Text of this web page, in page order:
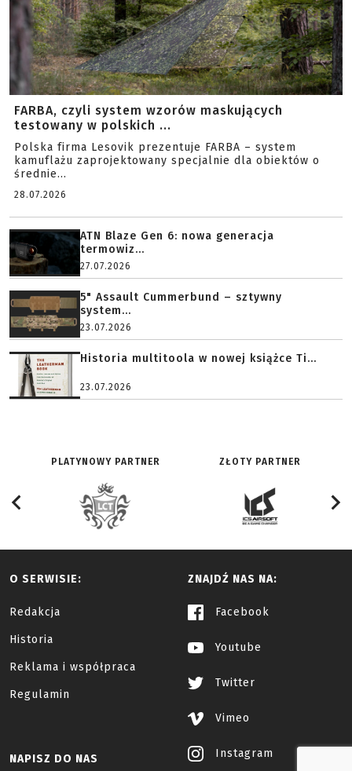
FARBA, czyli system wzorów maskujących
testowany w polskich ...
Polska firma Lesovik prezentuje FARBA – system
kamuflażu zaprojektowany specjalnie dla obiektów o
średnie...
28.07.2026
ATN Blaze Gen 6: nowa generacja
termowiz...
27.07.2026
5" Assault Cummerbund – sztywny
system...
23.07.2026
Historia multitoola w nowej książce Ti...
23.07.2026
PLATYNOWY PARTNER ZŁOTY PARTNER
O SERWISIE:
Redakcja
Historia
Reklama i współpraca
Regulamin
ZNAJDŹ NAS NA:
Facebook
Youtube
Twitter
Vimeo
Instagram
NAPISZ DO NAS